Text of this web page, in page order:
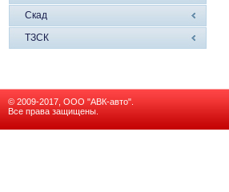
Скад
ТЗСК
© 2009-2017, ООО "АВК-авто".
Все права защищены.